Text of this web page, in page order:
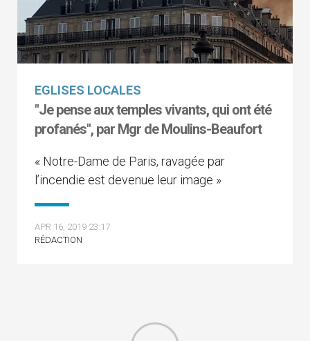
EGLISES LOCALES
"Je pense aux temples vivants, qui ont été
profanés", par Mgr de Moulins-Beaufort
« Notre-Dame de Paris, ravagée par
l’incendie est devenue leur image »
APR 16, 2019 23:17
RÉDACTION